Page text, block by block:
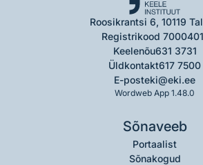
Roosikrantsi 6, 10119
Registrikood
Keelenõu631 3731
Üldkontakt617 7500
E-posteki@eki.ee
Wordweb App 1.48.0
Sõnaveeb
Portaalist
Sõnakogud